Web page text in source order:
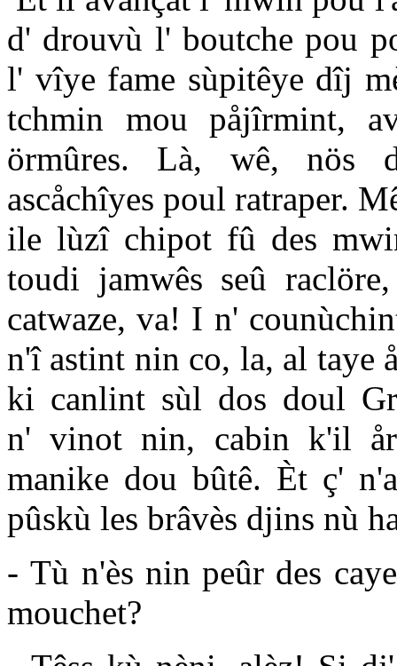
d' drouvù l' boutche pou
l' vîye fame sùpitêye dîj
tchmin mou påjîrmint,
örmûres. Là, wê, nös
ascåchîyes poul ratraper.
ile lùzî chipot fû des
toudi jamwês seû
catwaze, va! I n'
n'î astint nin co, la, al taye
ki canlint sùl dos doul
n' vinot nin, cabin k'il
manike dou bûtê. Èt ç'
pûskù les brâvès djins nù
- Tù n'ès nin peûr des
mouchet?